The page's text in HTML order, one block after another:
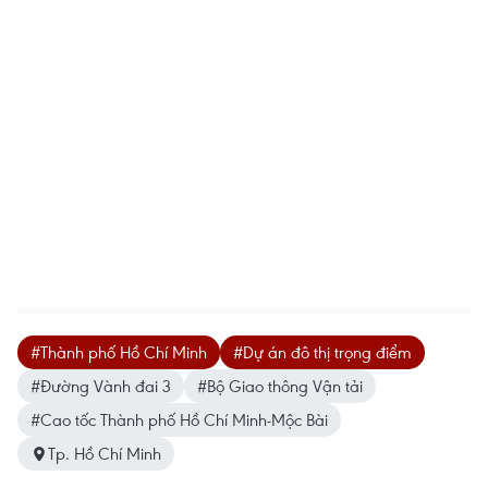
#Thành phố Hồ Chí Minh
#Dự án đô thị trọng điểm
#Đường Vành đai 3
#Bộ Giao thông Vận tải
#Cao tốc Thành phố Hồ Chí Minh-Mộc Bài
Tp. Hồ Chí Minh